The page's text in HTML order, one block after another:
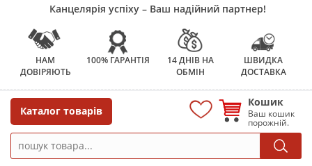
Канцелярія успіху – Ваш надійний партнер!
НАМ
ДОВІРЯЮТЬ
100% ГАРАНТІЯ
14 ДНІВ НА
ОБМІН
ШВИДКА
ДОСТАВКА
Каталог товарів
Кошик
Ваш кошик
порожній.